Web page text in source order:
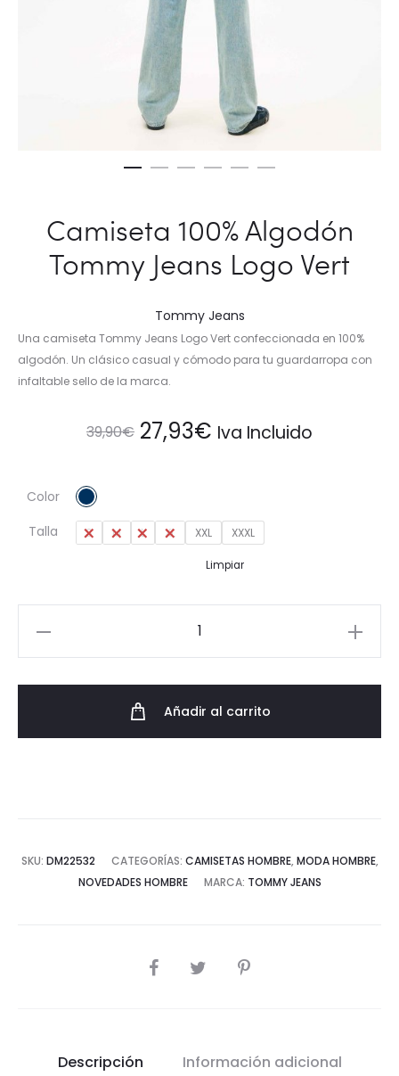
Camiseta 100% Algodón
Tommy Jeans Logo Vert
Tommy Jeans
Una camiseta Tommy Jeans Logo Vert confeccionada en 100%
algodón. Un clásico casual y cómodo para tu guardarropa con
infaltable sello de la marca.
39,90€ El
original
39,90€.
27,93€ El
actual
es:
27,93€.
Iva Incluido
Color
Talla
S M L XL XXL XXXL
Limpiar
Añadir al carrito
SKU: DM22532 CATEGORÍAS: CAMISETAS HOMBRE, MODA HOMBRE,
NOVEDADES HOMBRE
MARCA: TOMMY JEANS
COMPARTIR
Descripción Información adicional